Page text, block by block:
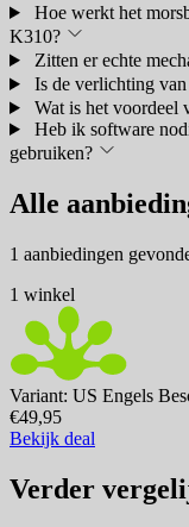
Hoe werkt het
K310?
Zitten er echte
Is de verlichting
Wat is het voordeel
Heb ik software
gebruiken?
Alle
1 aanbiedingen
1 winkel
Variant: US Engels
€49,95
Bekijk deal
Verder